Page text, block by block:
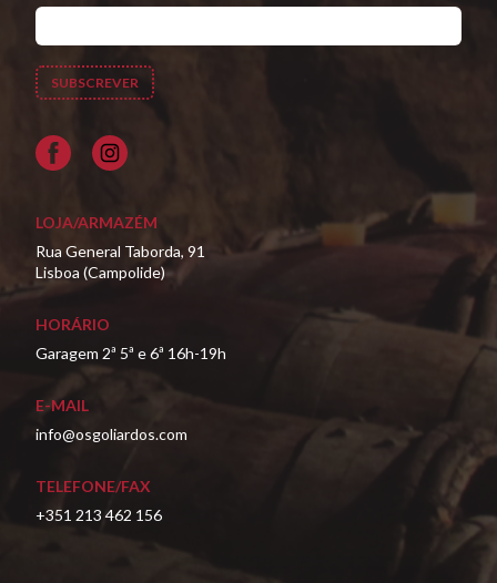
Facebook
LOJA/ARMAZÉM
Rua General Taborda, 91
Lisboa (Campolide)
HORÁRIO
Garagem 2ª 5ª e 6ª 16h-19h
E-MAIL
info@osgoliardos.com
TELEFONE/FAX
+351 213 462 156